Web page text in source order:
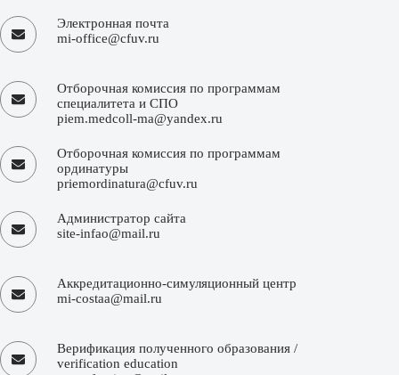
Электронная почта
mi-office@cfuv.ru
Отборочная комиссия по программам
специалитета и СПО
piem.medcoll-ma@yandex.ru
Отборочная комиссия по программам
ординатуры
priemordinatura@cfuv.ru
Администратор сайта
site-infao@mail.ru
Аккредитационно-симуляционный центр
mi-costaa@mail.ru
Верификация полученного образования /
verification education